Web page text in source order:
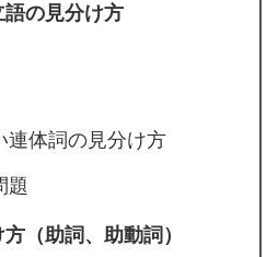
の見分け方
連体詞の見分け方
題
（助詞、助動詞）